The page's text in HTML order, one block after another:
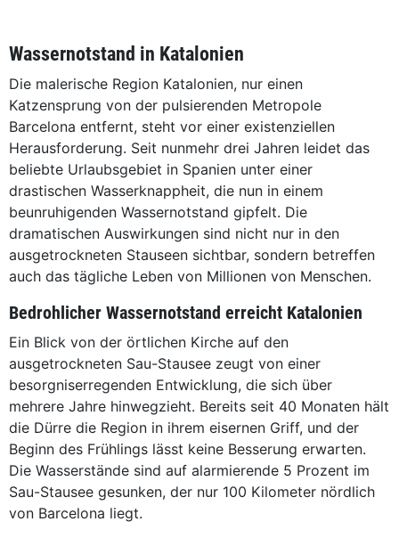
Wassernotstand in Katalonien
Die malerische Region Katalonien, nur einen
Katzensprung von der pulsierenden Metropole
Barcelona entfernt, steht vor einer existenziellen
Herausforderung. Seit nunmehr drei Jahren leidet das
beliebte Urlaubsgebiet in Spanien unter einer
drastischen Wasserknappheit, die nun in einem
beunruhigenden Wassernotstand gipfelt. Die
dramatischen Auswirkungen sind nicht nur in den
ausgetrockneten Stauseen sichtbar, sondern betreffen
auch das tägliche Leben von Millionen von Menschen.
Bedrohlicher Wassernotstand erreicht Katalonien
Ein Blick von der örtlichen Kirche auf den
ausgetrockneten Sau-Stausee zeugt von einer
besorgniserregenden Entwicklung, die sich über
mehrere Jahre hinwegzieht. Bereits seit 40 Monaten hält
die Dürre die Region in ihrem eisernen Griff, und der
Beginn des Frühlings lässt keine Besserung erwarten.
Die Wasserstände sind auf alarmierende 5 Prozent im
Sau-Stausee gesunken, der nur 100 Kilometer nördlich
von Barcelona liegt.